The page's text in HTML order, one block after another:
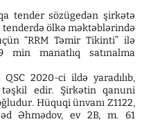
tender sözügedən şirkətə
ölkə məktəblərində
“RRM Təmir Tikinti” ilə
min manatlıq satınalma
2020-ci ildə yaradılıb,
edir. Şirkətin qanuni
Hüquqi ünvanı Z1122,
Əhmədov, ev 2B, m. 61